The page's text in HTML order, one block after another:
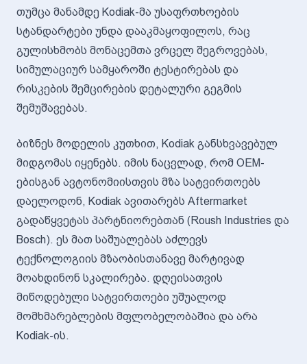
თუმცა მანამდე Kodiak-მა უსაფრთხოების
სტანდარტები უნდა დააკმაყოფილოს, რაც
გულისხმობს მონაცემთა ვრცელ შეგროვებას,
სიმულაციურ სამყაროში ტესტირებას და
რისკების შემცირების დეტალური გეგმის
შემუშავებას.
ბიზნეს მოდელის კუთხით, Kodiak განსხვავებულ
მიდგომას იყენებს. იმის ნაცვლად, რომ OEM-
ებისგან ავტონომიისთვის მზა სატვირთოებს
დაელოდონ, Kodiak ავითარებს Aftermarket
გადაწყვეტას პარტნიორებთან (Roush Industries და
Bosch). ეს მათ საშუალებას აძლევს
ტექნოლოგიის მზაობისთანავე მარტივად
მოახდინონ სკალირება. დღეისათვის
მიწოდებული სატვირთოები უშუალოდ
მომხმარებლების მფლობელობაშია და არა
Kodiak-ის.